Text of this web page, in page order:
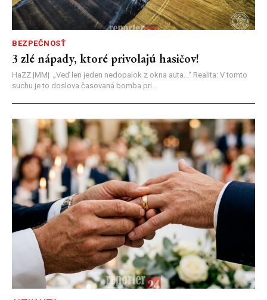
BEZPEČNOSŤ
3 zlé nápady, ktoré privolajú hasičov!
HaZZ |MM| ​„Veď len jeden nedopalok z okna auta...“ ​Realita: V tomto
suchu je to doslova časovaná bomba pri...